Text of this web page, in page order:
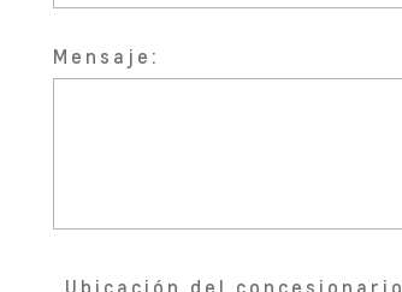
Mensaje:
Ubicación del concesionario